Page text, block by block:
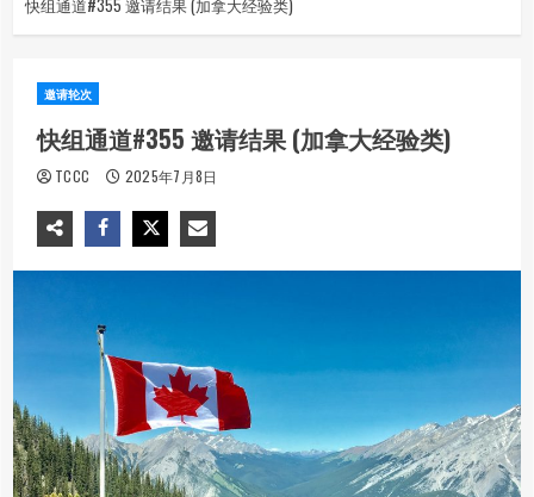
快组通道#355 邀请结果 (加拿大经验类)
邀请轮次
快组通道#355 邀请结果 (加拿大经验类)
TCCC 2025年7月8日